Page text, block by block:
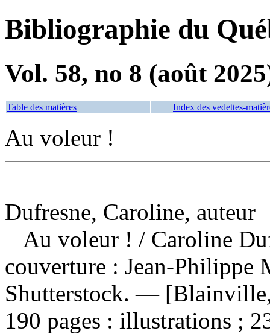
Bibliographie du
Vol. 58, no 8 (août
Table des matières Index des vedettes-
Au voleur !
Dufresne, Caroline, auteur
Au voleur ! / Caroline
couverture : Jean-Philippe
Shutterstock. —
190 pages : illustrations ;